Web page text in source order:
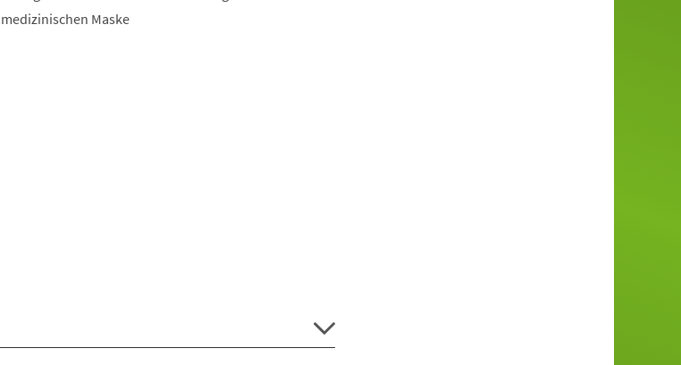
medizinischen Maske